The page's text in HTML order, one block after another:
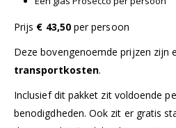
Prijs € 43,50per persoon
Deze bovengenoemde prijzen zijn
transportkosten.
Inclusief dit pakket zit voldoende
benodigdheden. Ook zit er gratis